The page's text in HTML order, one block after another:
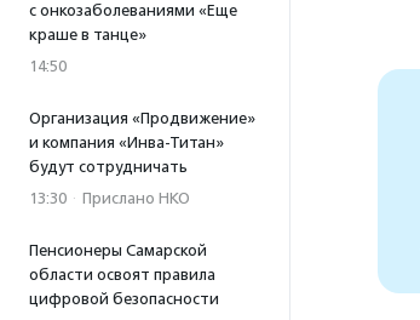
с онкозаболеваниями «Еще
краше в танце»
14:50
Организация «Продвижение»
и компания «Инва-Титан»
будут сотрудничать
13:30 · Прислано НКО
Пенсионеры Самарской
области освоят правила
цифровой безопасности